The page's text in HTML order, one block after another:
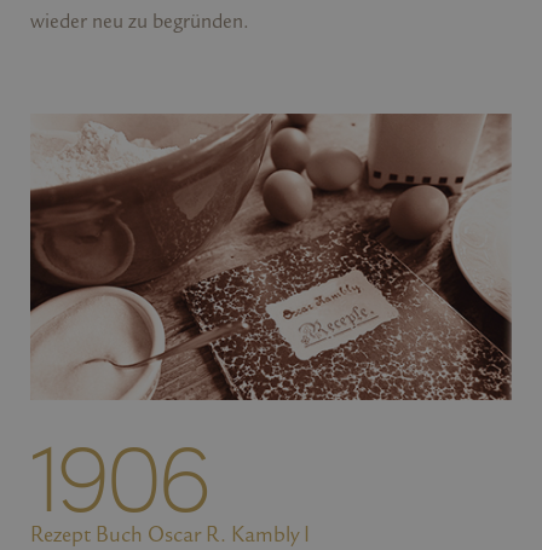
wieder neu zu begründen.
1906
Rezept Buch Oscar R. Kambly I